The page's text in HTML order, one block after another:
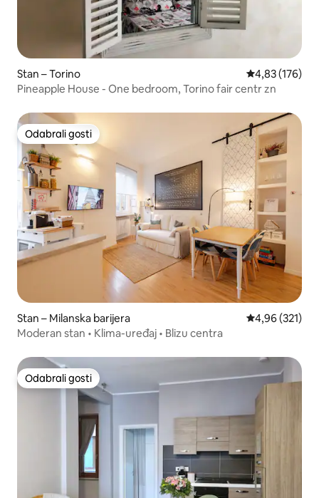
Stan – Torino Prosječna
4,83 (176)
Pineapple House - One bedroom, Torino fair centr zn
Odabrali gosti
Odabrali gosti
Stan – Milanska barijera Prosječna
4,96 (321)
Moderan stan • Klima-uređaj • Blizu centra
Odabrali gosti
Odabrali gosti